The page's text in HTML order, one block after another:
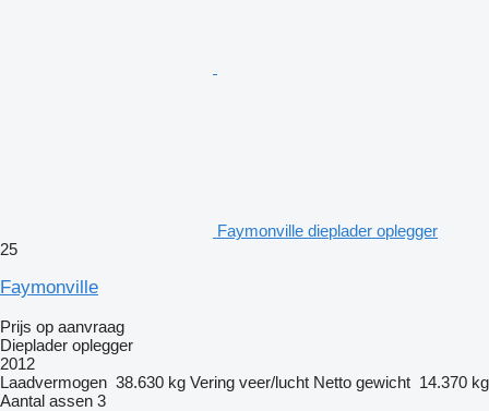
Faymonville dieplader oplegger
25
Faymonville
Prijs op aanvraag
Dieplader oplegger
2012
Laadvermogen 38.630 kg Vering veer/lucht Netto gewicht 14.370 kg
Aantal assen 3